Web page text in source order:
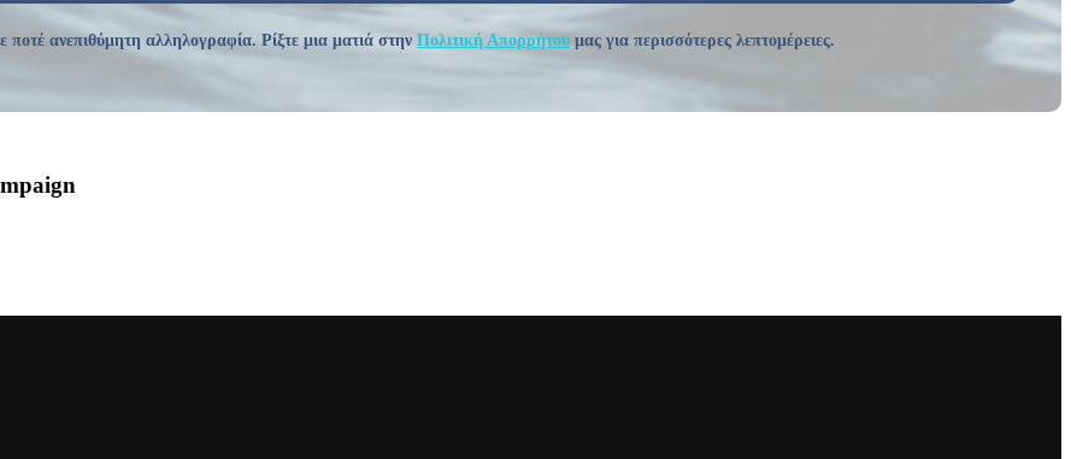
ανεπιθύμητη αλληλογραφία. Ρίξτε μια ματιά στην Πολιτική Απορρήτου μας για περισσότερες λεπτομέρειες.